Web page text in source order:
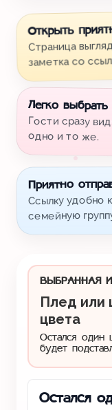
Открыть
Страница
заметка со
Легко выбрать
Гости сразу
одно и то же.
Приятно
Ссылку удобно
семейную
ВЫБРАННАЯ
Плед или
цвета
Остался один
будет
Остался